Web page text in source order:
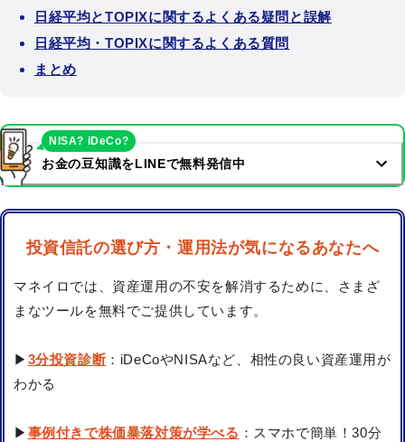
日経平均とTOPIXに関するよくある疑問と誤解
日経平均・TOPIXに関するよくある質問
まとめ
お金の豆知識をLINEで無料発信中
NISA? iDeCo?
投資信託の選び方・運用法が気になるあなたへ
マネイロでは、資産運用の不安を解消するために、さまざ
まなツールを無料でご提供しています。
▶ 3分投資診断：iDeCoやNISAなど、相性の良い資産運用が
わかる
▶ 事例付きで株価暴落対策が学べる ：スマホで簡単！30分